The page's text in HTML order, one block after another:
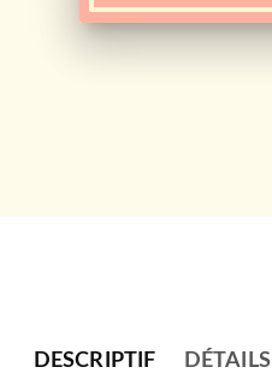
DESCRIPTIF DÉTAILS